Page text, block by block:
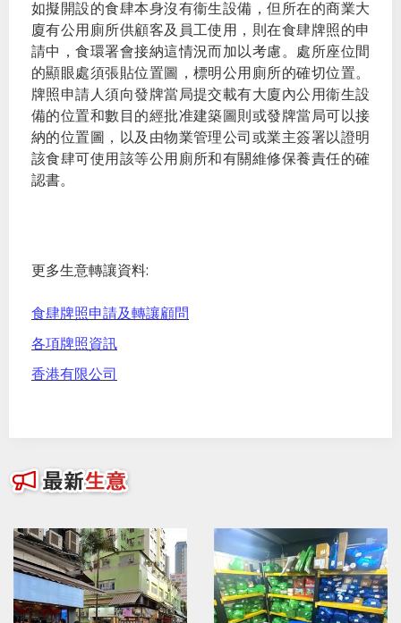
如擬開設的食肆本身沒有衞生設備，但所在的商業大
廈有公用廁所供顧客及員工使用，則在食肆牌照的申
請中，食環署會接納這情況而加以考慮。處所座位間
的顯眼處須張貼位置圖，標明公用廁所的確切位置。
牌照申請人須向發牌當局提交載有大廈內公用衞生設
備的位置和數目的經批准建築圖則或發牌當局可以接
納的位置圖，以及由物業管理公司或業主簽署以證明
該食肆可使用該等公用廁所和有關維修保養責任的確
認書。
更多生意轉讓資料:
食肆牌照申請及轉讓顧問
各項牌照資訊
香港有限公司